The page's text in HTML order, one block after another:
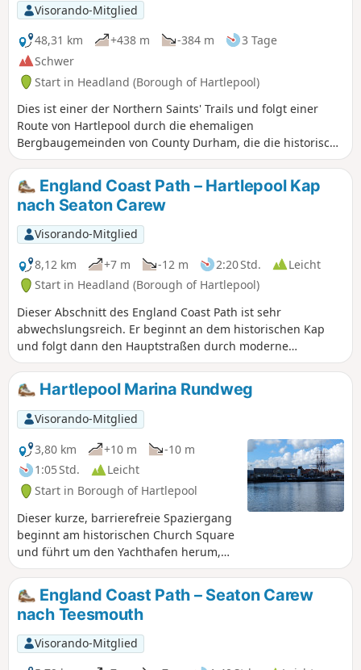
Visorando-Mitglied
48,31 km
+438 m -384 m
3 Tage
Schwer
Start in Headland (Borough of Hartlepool)
Dies ist einer der Northern Saints' Trails und folgt einer
Route von Hartlepool durch die ehemaligen
Bergbaugemeinden von County Durham, die die historische
St. Hilda's Church auf Hartlepool Kap mit der Kathedrale
von Durham verbindet. Diese Route verläuft größtenteils
durch ländliche Gebiete und zeigt einige schöne Teile von
County Durham.
England Coast Path – Hartlepool Kap
nach Seaton Carew
Visorando-Mitglied
8,12 km
+7 m -12 m 2:20 Std.
Leicht
Start in Headland (Borough of Hartlepool)
Dieser Abschnitt des England Coast Path ist sehr
abwechslungsreich. Er beginnt an dem historischen Kap
und folgt dann den Hauptstraßen durch moderne
Siedlungen bis zum Yachthafen und weiter zur
Strandpromenade von Seaton Carew. Die Route führt an
einigen der Highlights von Hartlepool vorbei, die einen
kleinen Umweg wert sind.
Hartlepool Marina Rundweg
Visorando-Mitglied
3,80 km
+10 m
-10 m
1:05 Std.
Leicht
Start in Borough of Hartlepool
Dieser kurze, barrierefreie Spaziergang
beginnt am historischen Church Square
und führt um den Yachthafen herum,
vorbei an der berühmten Affenstatue
von Hartlepool, neuen Bauprojekten
und einigen der historischen Gebäude
in der Gegend.
England Coast Path – Seaton Carew
nach Teesmouth
Visorando-Mitglied